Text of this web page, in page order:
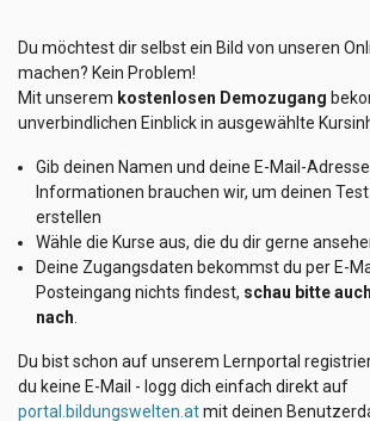
Du möchtest dir selbst ein Bild von unseren
machen? Kein Problem!
Mit unserem kostenlosen Demozugang
unverbindlichen Einblick in ausgewählte
Gib deinen Namen und deine E-Mail-
Informationen brauchen wir, um deinen
erstellen
Wähle die Kurse aus, die du dir gerne
Deine Zugangsdaten bekommst du per E-
Posteingang nichts findest, schau bitte
nach.
Du bist schon auf unserem Lernportal
du keine E-Mail - logg dich einfach direkt auf
portal.bildungswelten.atmit deinen